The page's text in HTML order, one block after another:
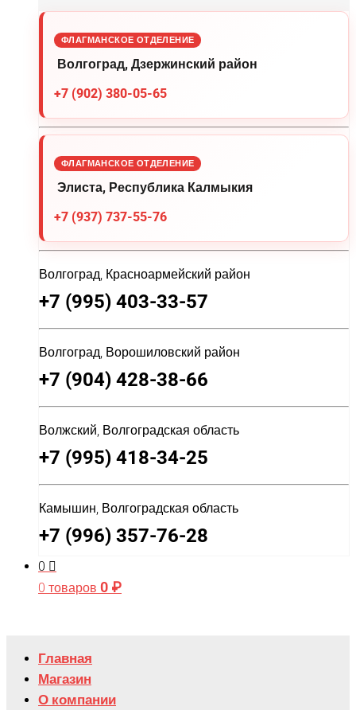
ФЛАГМАНСКОЕ ОТДЕЛЕНИЕ
Волгоград, Дзержинский район
+7 (902) 380-05-65
ФЛАГМАНСКОЕ ОТДЕЛЕНИЕ
Элиста, Республика Калмыкия
+7 (937) 737-55-76
Волгоград, Красноармейский район
+7 (995) 403-33-57
Волгоград, Ворошиловский район
+7 (904) 428-38-66
Волжский, Волгоградская область
+7 (995) 418-34-25
Камышин, Волгоградская область
+7 (996) 357-76-28
0
0 товаров 0 ₽
Главная
Магазин
О компании